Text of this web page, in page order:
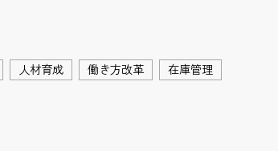
人材育成 働き方改革 在庫管理